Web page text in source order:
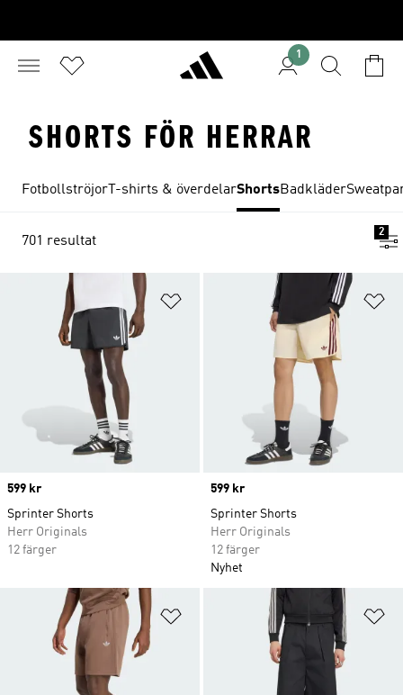
1
SHORTS FÖR HERRAR
Fotbollströjor T-shirts & överdelarShortsBadkläder
701 resultat
2
Lägg till på önskelistan
Price
599 kr
Sprinter Shorts
Herr Originals
12 färger
Price
599 kr
Sprinter Shorts
Herr Originals
12 färger
Nyhet
Lägg till på önskelistan